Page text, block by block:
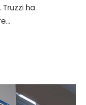
Truzzi ha